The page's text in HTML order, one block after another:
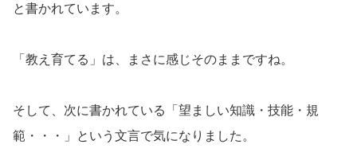
と書かれています。
「教え育てる」は、まさに感じそのままですね。
そして、次に書かれている「望ましい知識・技能・規
範・・・」という文言で気になりました。